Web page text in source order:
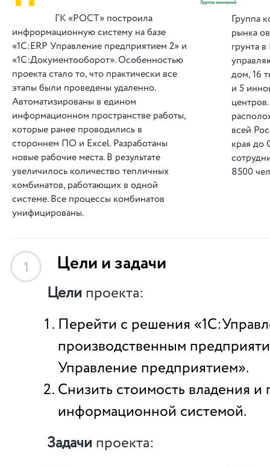
ГК «РОСТ» построила
инфрормационную систему на базе
«1С:ERP Управление предприятием 2» и
«1С:Документооборот». Особенностью
проекта стало то, что практически все
этапы были проведены удаленно.
Автоматизированы в едином
информационном пространстве работы,
которые ранее проводились в
стороннем ПО и Excel. Разработаны
новые рабочие места. В результате
увеличилось количество тепличных
комбинатов, работающих в одной
системе. Все процессы комбинатов
унифицированы.
Группа
рынка
грунта
дом, 16
и 5
всей
края до
8500
1 Цели и задачи
Цели проекта:
Перейти с решения
производственным
Управление предприятием».
Снизить стоимость владения
информационной системой.
Задачи проекта: